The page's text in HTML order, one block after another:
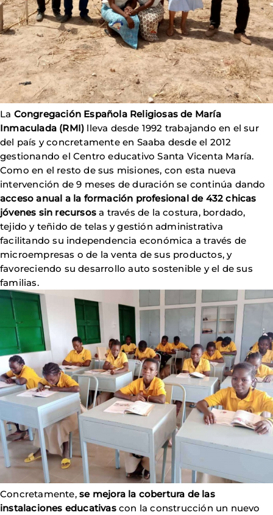
La Congregación Española Religiosas de María
Inmaculada (RMI) lleva desde 1992 trabajando en el sur
del país y concretamente en Saaba desde el 2012
gestionando el Centro educativo Santa Vicenta María.
Como en el resto de sus misiones, con esta nueva
intervención de 9 meses de duración se continúa dando
acceso anual a la formación profesional de 432 chicas
jóvenes sin recursosa través de la costura, bordado,
tejido y teñido de telas y gestión administrativa
facilitando su independencia económica a través de
microempresas o de la venta de sus productos, y
favoreciendo su desarrollo auto sostenible y el de sus
familias.
Concretamente, se mejora la cobertura de las
instalaciones educativascon la construcción un nuevo